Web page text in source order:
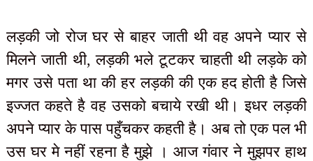
लड़की जो रोज घर से बाहर जाती थी वह अपने प्यार से
मिलने जाती थी, लड़की भले टूटकर चाहती थी लड़के को
मगर उसे पता था की हर लड़की की एक हद होती है जिसे
इज्जत कहते है वह उसको बचाये रखी थी। इधर लड़की
अपने प्यार के पास पहुँचकर कहती है। अब तो एक पल भी
उस घर मे नहीं रहना है मुझे । आज गंवार ने मुझपर हाथ